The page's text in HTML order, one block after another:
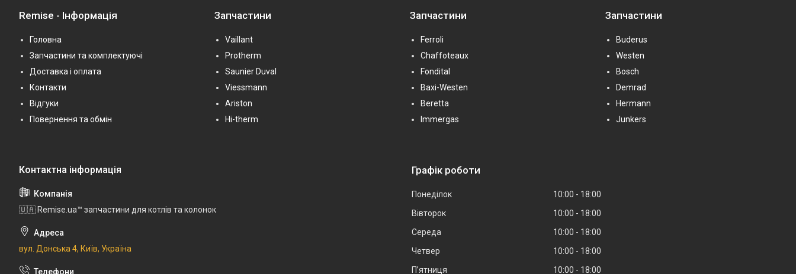
Remise - Інформація
Головна
Запчастини та комплектуючі
Доставка і оплата
Контакти
Відгуки
Повернення та обмін
Запчастини
Vaillant
Protherm
Saunier Duval
Viessmann
Ariston
Hi-therm
Запчастини
Ferroli
Chaffoteaux
Fondital
Baxi-Westen
Beretta
Immergas
Запчастини
Buderus
Westen
Bosch
Demrad
Hermann
Junkers
🇺🇦 Remise.ua™ запчастини для котлів та колонок
вул. Донська 4, Київ, Україна
Графік роботи
Понеділок 10:00
18:00
Вівторок
10:00
18:00
Середа
10:00
18:00
Четвер
10:00
18:00
Пʼятниця
10:00 18:00